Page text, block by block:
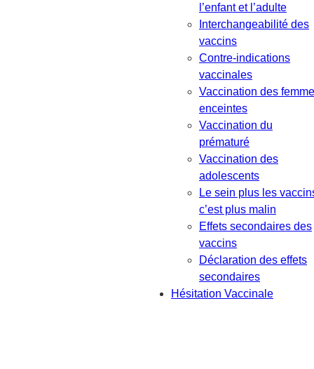
l’enfant et l’adulte
Interchangeabilité des
vaccins
Contre-indications
vaccinales
Vaccination des
enceintes
Vaccination du
prématuré
Vaccination des
adolescents
Le sein plus les
c’est plus malin
Effets secondaires des
vaccins
Déclaration des effets
secondaires
Hésitation Vaccinale